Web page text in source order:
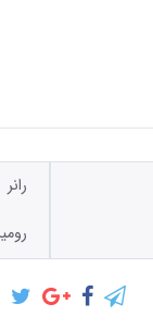
رانر